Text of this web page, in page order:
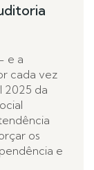
e a
cada vez
2025 da
os
e